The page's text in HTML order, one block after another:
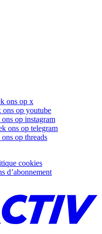
ons op x
ons op youtube
op instagram
ons op telegram
op threads
cookies
d’abonnement